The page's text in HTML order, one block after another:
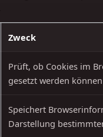
Zweck
Prüft, ob Cookies im
gesetzt werden
Speichert
Darstellung